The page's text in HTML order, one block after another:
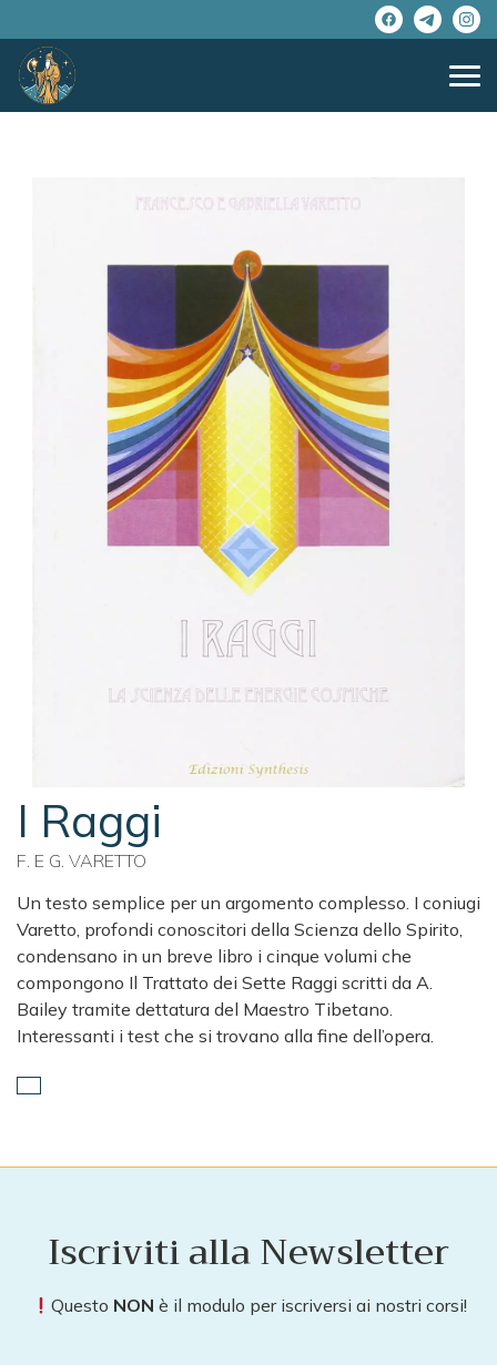
I Raggi
F. E G. VARETTO
Un testo semplice per un argomento complesso. I coniugi
Varetto, profondi conoscitori della Scienza dello Spirito,
condensano in un breve libro i cinque volumi che
compongono Il Trattato dei Sette Raggi scritti da A.
Bailey tramite dettatura del Maestro Tibetano.
Interessanti i test che si trovano alla fine dell’opera.
Iscriviti alla Newsletter
Questo NON è il modulo per iscriversi ai nostri corsi!